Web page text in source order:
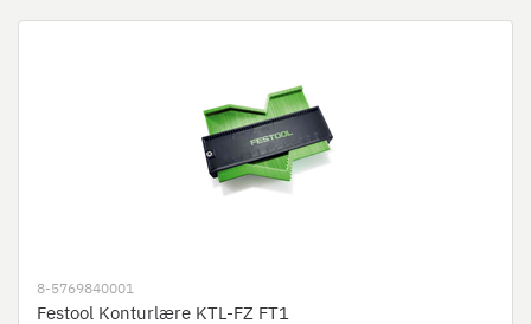
8-5769840001
Festool Konturlære KTL-FZ FT1